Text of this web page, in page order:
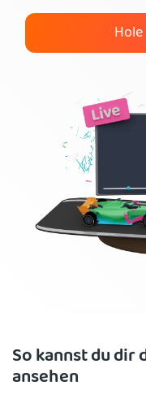
So kannst du dir
ansehen